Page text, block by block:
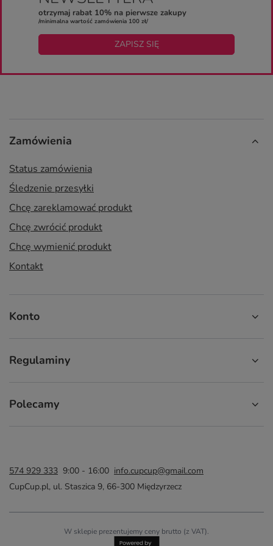
otrzymaj rabat 10% na pierwsze zakupy
/minimalna wartość zamówienia 100 zł/
ZAPISZ SIĘ
Zamówienia
Status zamówienia
Śledzenie przesyłki
Chcę zareklamować produkt
Chcę zwrócić produkt
Chcę wymienić produkt
Kontakt
Konto
Regulaminy
Polecamy
574 929 333 9:00 - 16:00 info.cupcup@gmail.com
CupCup.pl, ul. Staszica 9, 66-300 Międzyrzecz
W sklepie prezentujemy ceny brutto (z VAT).